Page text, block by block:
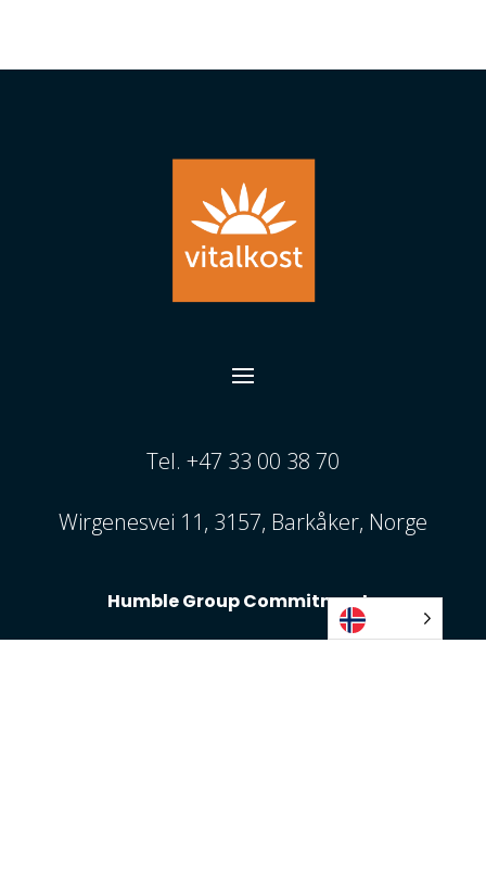
Tel. +47 33 00 38 70
Wirgenesvei 11, 3157, Barkåker, Norge
Humble Group Commitments